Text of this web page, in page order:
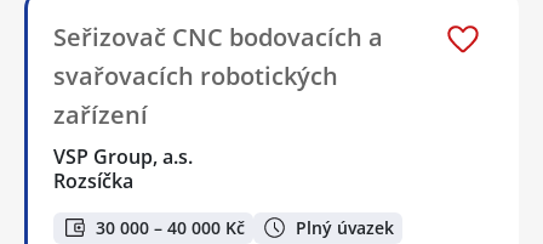
Seřizovač CNC bodovacích a
svařovacích robotických
zařízení
VSP Group, a.s.
Rozsíčka
30 000 – 40 000 Kč Plný úvazek